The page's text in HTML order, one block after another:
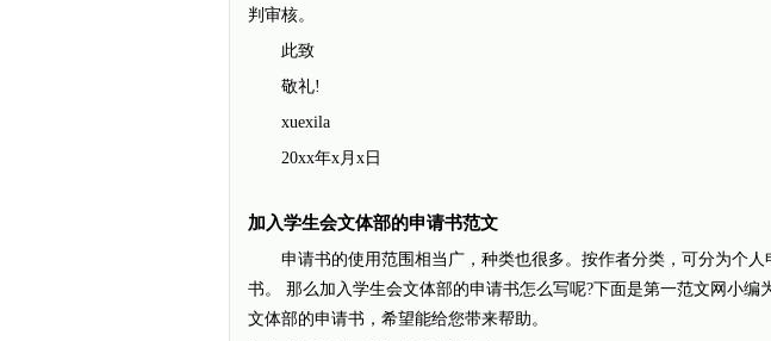
判审核。
此致
敬礼!
xuexila
20xx年x月x日
加入学生会文体部的申请书范文
申请书的使用范围相当广，种类也很多。按作者分类，可分为个人
书。 那么加入学生会文体部的申请书怎么写呢?下面是第一范文网小编
文体部的申请书，希望能给您带来帮助。